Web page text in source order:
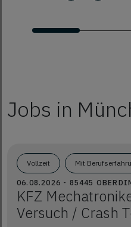
Jobs in
Vollzeit Mit
06.08.2026 - 85445
KFZ
Versuch / Crash